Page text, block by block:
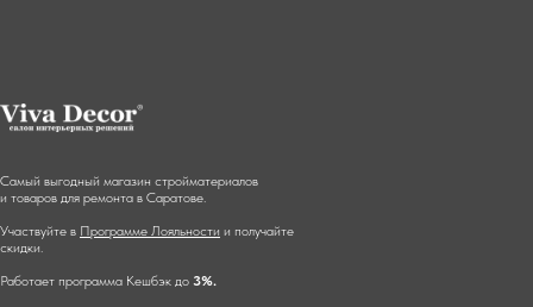
Самый выгодный магазин стройматериалов
и товаров для ремонта в Саратове.
Участвуйте в Программе Лояльности и получайте
скидки.
Работает программа Кешбэк до 3%.